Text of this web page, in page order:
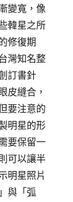
變寬，像
韓星之所
修復期
灣知名整
訂書針
皮縫合，
要注意的
明星的形
要保留一
可以讓半
明星照片
與「弧